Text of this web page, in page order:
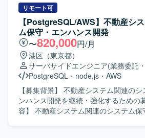
Terraform、Ansible、PowerShell、
境で業務を行います。
を継続的かつスピーディーに進められ
となっております。そのため、フロン
ンドを横断して自ら設計・実装を担い
理や開発優先順位の検討、チームの技
引するテックリード候補を募集しております。
容】 AI音声プロダクトにおけるフロン
ンドの設計、開発、運用を行っていた
を中心としたWebアプリケーションの
支援、通話後処理、ナレッジ活用に関
装を担当していただきます。顧客環境
技術課題の調査、原因分析、恒久的な
リモート可
【PostgreSQL/AWS】不動産シ
ム保守・エンハンス開発
〜820,000円/月
港区（東京都）
サーバサイドエンジニア(業務委託
PostgreSQL ・ node.js ・ AWS
【募集背景】 不動産システム関連の
ンハンス開発を継続・強化するための募集です
容】 不動産システム関連のシステム